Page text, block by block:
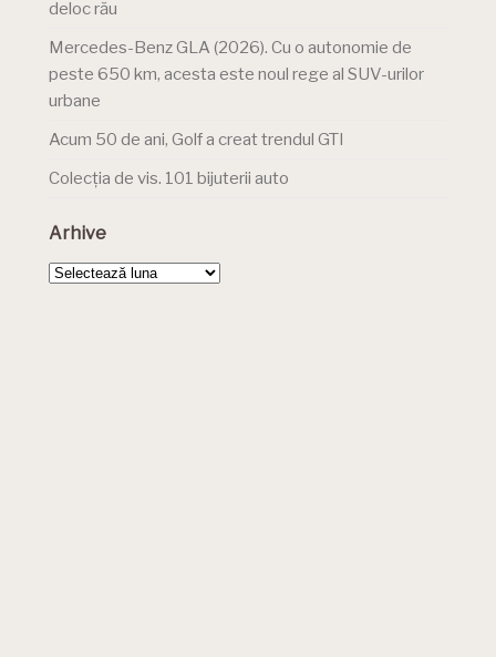
deloc rău
Mercedes-Benz GLA (2026). Cu o autonomie de
peste 650 km, acesta este noul rege al SUV-urilor
urbane
Acum 50 de ani, Golf a creat trendul GTI
Colecția de vis. 101 bijuterii auto
Arhive
Arhive